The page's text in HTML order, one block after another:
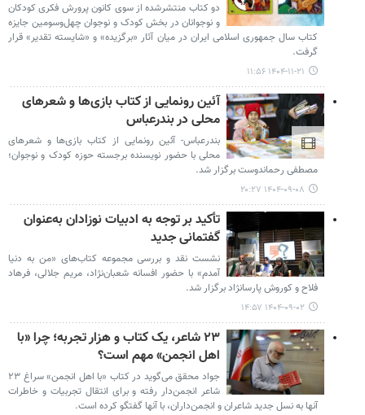
دو کتاب منتشرشده از سوی کانون پرورش فکری کودکان
و نوجوانان در بخش کودک و نوجوان چهل‌وسومین جایزه
کتاب سال جمهوری اسلامی ایران در میان آثار «برگزیده» و «شایسته تقدیر» قرار
گرفت.
۱۴۰۴-۱۱-۲۱ ۱۱:۵۶
آئین رونمایی از کتاب بازی‌ها و شعرهای
محلی در بندرعباس
بندرعباس- آئین رونمایی از کتاب بازی‌ها و شعرهای
محلی با حضور نویسنده برجسته حوزه کودک و نوجوان؛
مصطفی رحماندوست برگزار شد.
۱۴۰۴-۰۹-۰۸ ۲۰:۲۷
تأکید بر توجه به ادبیات نوزادان به‌عنوان
گفتمانی جدید
نشست نقد و بررسی مجموعه کتاب‌های «من به دنیا
آمدم» با حضور افسانه شعبان‌نژاد، مریم جلالی، فرهاد
فلاح و کوروش پارسانژاد برگزار شد.
۱۴۰۴-۰۹-۰۲ ۱۴:۵۷
۲۳ شاعر، یک کتاب و هزار تجربه؛ چرا «با
اهل انجمن» مهم است؟
جواد محقق می‌گوید در کتاب «با اهل انجمن» سراغ ۲۳
شاعر انجمن‌دار رفته و برای انتقال تجربیات و خاطرات
آنها به نسل جدید شاعران و انجمن‌داران، با آنها گفتگو کرده است.